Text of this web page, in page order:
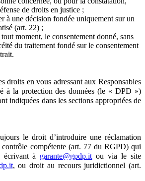
de droits en justice ;
à une décision fondée uniquement sur un
(art. 22) ;
moment, le consentement donné, sans
du traitement fondé sur le consentement
droits en vous adressant aux Responsables
à la protection des données (le « DPD »)
indiquées dans les sections appropriées de
le droit d’introduire une réclamation
contrôle compétente (art. 77 du RGPD) qui
écrivant à garante@gpdp.it ou via le site
, ou droit au recours juridictionnel (art.